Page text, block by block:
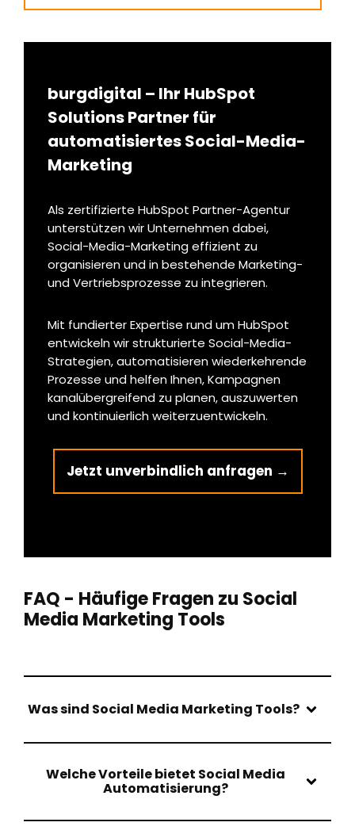
burgdigital – Ihr HubSpot
Solutions Partner für
automatisiertes Social-Media-
Marketing
Als zertifizierte HubSpot Partner-Agentur
unterstützen wir Unternehmen dabei,
Social-Media-Marketing effizient zu
organisieren und in bestehende Marketing-
und Vertriebsprozesse zu integrieren.
Mit fundierter Expertise rund um HubSpot
entwickeln wir strukturierte Social-Media-
Strategien, automatisieren wiederkehrende
Prozesse und helfen Ihnen, Kampagnen
kanalübergreifend zu planen, auszuwerten
und kontinuierlich weiterzuentwickeln.
Jetzt unverbindlich anfragen →
FAQ - Häufige Fragen zu Social
Media Marketing Tools
Was sind Social Media Marketing Tools?
Welche Vorteile bietet Social Media
Automatisierung?